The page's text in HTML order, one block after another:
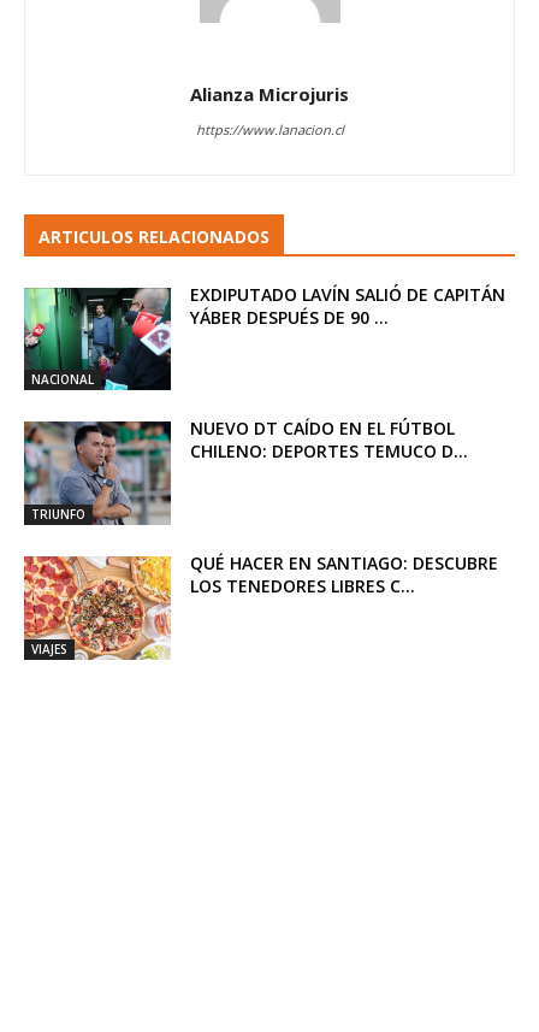
Alianza Microjuris
https://www.lanacion.cl
ARTICULOS RELACIONADOS
NACIONAL
EXDIPUTADO LAVÍN SALIÓ DE CAPITÁN
YÁBER DESPUÉS DE 90 ...
TRIUNFO
NUEVO DT CAÍDO EN EL FÚTBOL
CHILENO: DEPORTES TEMUCO D...
VIAJES
QUÉ HACER EN SANTIAGO: DESCUBRE
LOS TENEDORES LIBRES C...